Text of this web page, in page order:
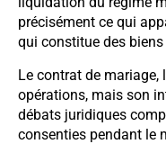
précisément ce qui
qui constitue des
Le contrat de mariage,
opérations, mais son
débats juridiques
consenties pendant le